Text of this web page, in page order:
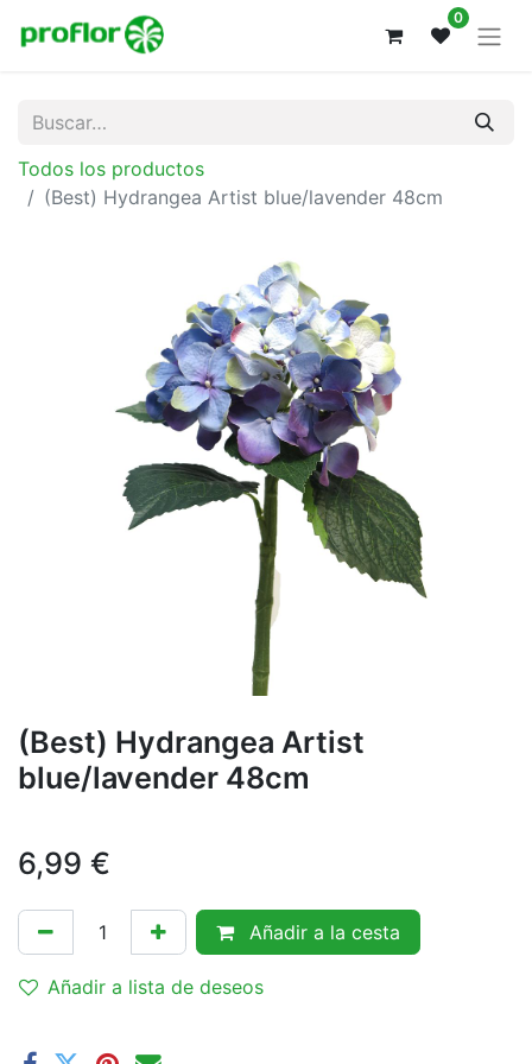
0
Todos los productos
(Best) Hydrangea Artist blue/lavender 48cm
(Best) Hydrangea Artist
blue/lavender 48cm
6,99 €
Añadir a la cesta
Añadir a lista de deseos